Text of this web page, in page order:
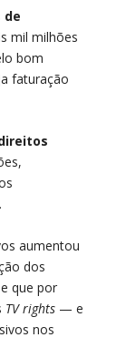
de
mil milhões
bom
faturação
aumentou
dos
que por
TV rights— e
nos